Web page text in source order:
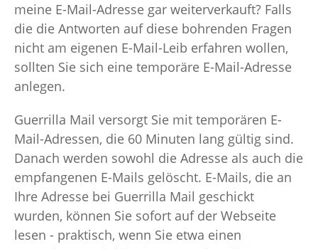
meine E-Mail-Adresse gar weiterverkauft? Falls
die die Antworten auf diese bohrenden Fragen
nicht am eigenen E-Mail-Leib erfahren wollen,
sollten Sie sich eine temporäre E-Mail-Adresse
anlegen.
Guerrilla Mail versorgt Sie mit temporären E-
Mail-Adressen, die 60 Minuten lang gültig sind.
Danach werden sowohl die Adresse als auch die
empfangenen E-Mails gelöscht. E-Mails, die an
Ihre Adresse bei Guerrilla Mail geschickt
wurden, können Sie sofort auf der Webseite
lesen - praktisch, wenn Sie etwa einen